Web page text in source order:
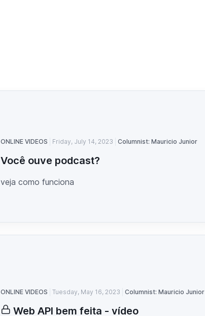
ONLINE VIDEOS Friday, July 14, 2023 Columnist: Mauricio Junior
Você ouve podcast?
veja como funciona
ONLINE VIDEOS Tuesday, May 16, 2023 Columnist: Mauricio Junior
Web API bem feita - vídeo